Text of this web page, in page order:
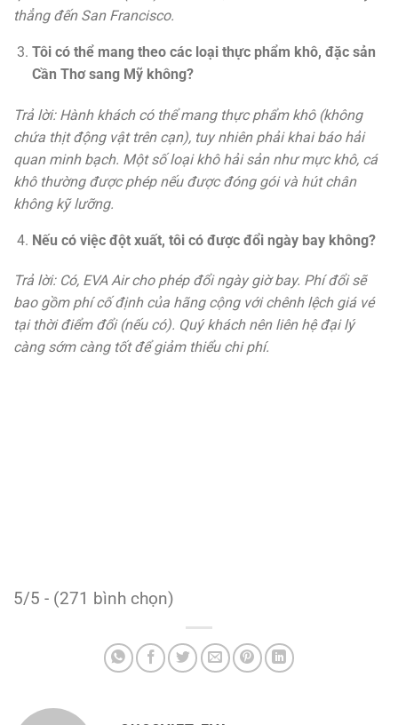
thẳng đến San Francisco.
Tôi có thể mang theo các loại thực phẩm khô, đặc sản
Cần Thơ sang Mỹ không?
Trả lời: Hành khách có thể mang thực phẩm khô (không
chứa thịt động vật trên cạn), tuy nhiên phải khai báo hải
quan minh bạch. Một số loại khô hải sản như mực khô, cá
khô thường được phép nếu được đóng gói và hút chân
không kỹ lưỡng.
Nếu có việc đột xuất, tôi có được đổi ngày bay không?
Trả lời: Có, EVA Air cho phép đổi ngày giờ bay. Phí đổi sẽ
bao gồm phí cố định của hãng cộng với chênh lệch giá vé
tại thời điểm đổi (nếu có). Quý khách nên liên hệ đại lý
càng sớm càng tốt để giảm thiểu chi phí.
5/5 - (271 bình chọn)